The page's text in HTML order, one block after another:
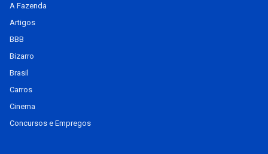
A Fazenda
Artigos
BBB
Bizarro
Brasil
Carros
Cinema
Concursos e Empregos